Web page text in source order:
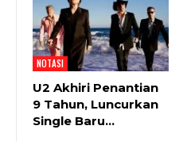
NOTASI
U2 Akhiri Penantian
9 Tahun, Luncurkan
Single Baru…